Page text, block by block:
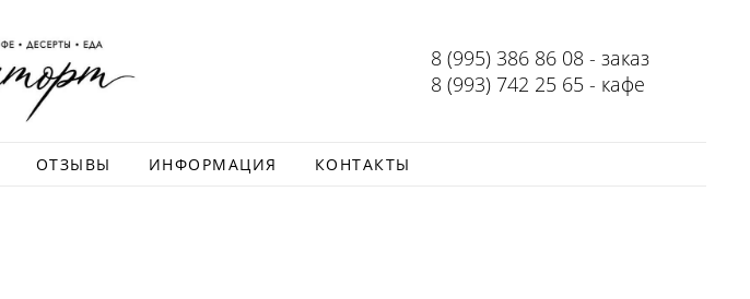
8 (995) 386 86 08 - заказ
8 (993) 742 25 65 - кафе
ОТЗЫВЫ ИНФОРМАЦИЯ КОНТАКТЫ